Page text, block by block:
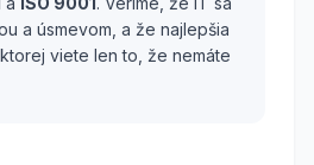
a úsmevom, a že najlepšia
viete len to, že nemáte